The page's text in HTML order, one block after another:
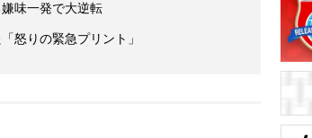
味一発で大逆転
怒りの緊急プリント」